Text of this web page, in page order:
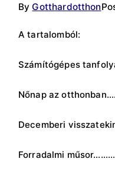
ByGotthardotthon
A tartalomból:
Számítógépes
Nőnap az
Decemberi
Forradalmi